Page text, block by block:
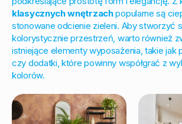
klasycznych wnętrzachpopularne są
stonowane odcienie zieleni. Aby stworzyć
kolorystycznie przestrzeń, warto również
istniejące elementy wyposażenia, takie jak
czy dodatki, które powinny współgrać z
kolorów.